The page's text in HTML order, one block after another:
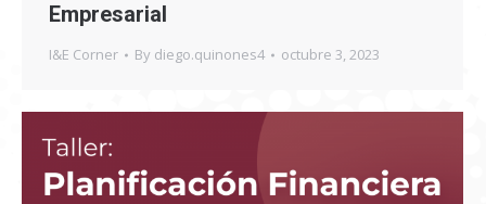
Empresarial
I&E Corner By diego.quinones4 octubre 3, 2023